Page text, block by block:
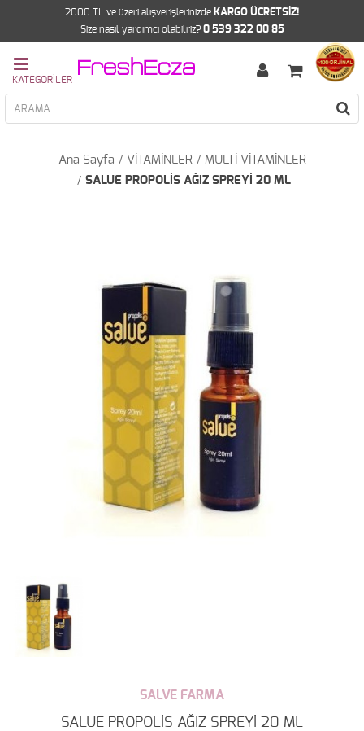
2000 TL ve üzeri alışverişlerinizde KARGO ÜCRETSİZ!
Size nasıl yardımcı olabilriz? 0 539 322 00 85
Ana Sayfa VİTAMİNLER
MULTİ VİTAMİNLER
SALUE PROPOLİS AĞIZ SPREYİ 20 ML
SALVE FARMA
SALUE PROPOLİS AĞIZ SPREYİ 20 ML